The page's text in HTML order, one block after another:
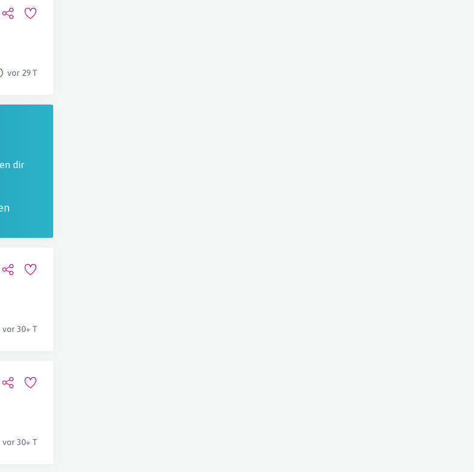
vor 29 T
dir
Am Wörthersee
vor 30+ T
Bichl
vor 30+ T